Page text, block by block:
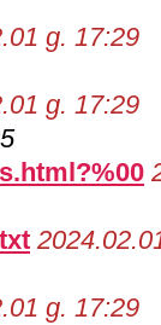
g. 17:29
g. 17:29
g. 17:29